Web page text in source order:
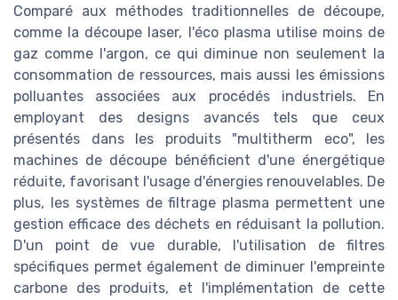
Comparé aux méthodes traditionnelles de découpe,
comme la découpe laser, l'éco plasma utilise moins de
gaz comme l'argon, ce qui diminue non seulement la
consommation de ressources, mais aussi les émissions
polluantes associées aux procédés industriels. En
employant des designs avancés tels que ceux
présentés dans les produits "multitherm eco", les
machines de découpe bénéficient d'une énergétique
réduite, favorisant l'usage d'énergies renouvelables. De
plus, les systèmes de filtrage plasma permettent une
gestion efficace des déchets en réduisant la pollution.
D'un point de vue durable, l'utilisation de filtres
spécifiques permet également de diminuer l'empreinte
carbone des produits, et l'implémentation de cette